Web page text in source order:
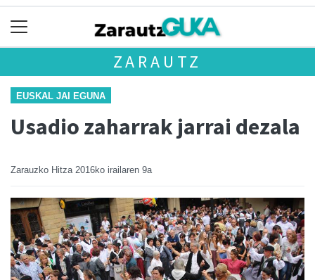
ZARAUTZ
EUSKAL JAI EGUNA
Usadio zaharrak jarrai dezala
Zarauzko Hitza 2016ko irailaren 9a